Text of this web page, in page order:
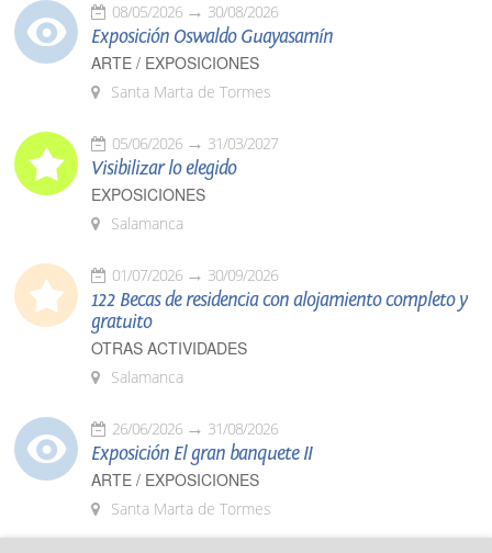
08/05/2026 30/08/2026
Exposición Oswaldo Guayasamín
ARTE / EXPOSICIONES
Santa Marta de Tormes
05/06/2026 31/03/2027
Visibilizar lo elegido
EXPOSICIONES
Salamanca
01/07/2026 30/09/2026
122 Becas de residencia con alojamiento completo y
gratuito
OTRAS ACTIVIDADES
Salamanca
26/06/2026 31/08/2026
Exposición El gran banquete II
ARTE / EXPOSICIONES
Santa Marta de Tormes